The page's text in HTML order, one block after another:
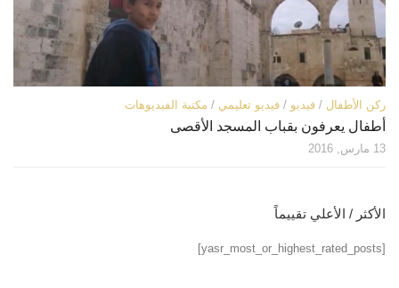
ركن الأطفال / فيديو / فيديو تعليمي / مكتبة الفيديوهات
أطفال يعرفون بقباب المسجد الأقصى
13 مارس, 2016
الأكثر / الأعلي تقييماً
[yasr_most_or_highest_rated_posts]